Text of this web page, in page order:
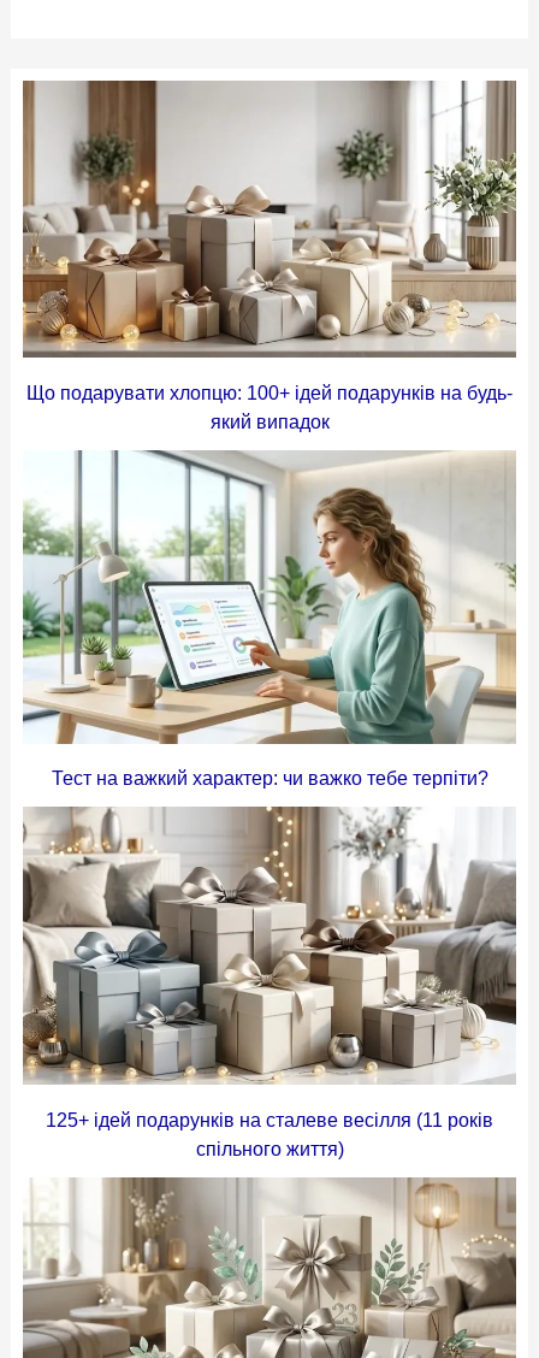
Що подарувати хлопцю: 100+ ідей подарунків на будь-
який випадок
Тест на важкий характер: чи важко тебе терпіти?
125+ ідей подарунків на сталеве весілля (11 років
спільного життя)